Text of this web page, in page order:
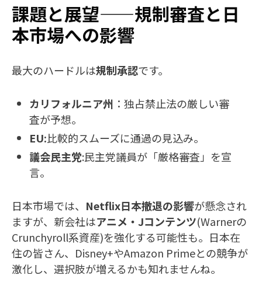
課題と展望——規制審査と日
本市場への影響
最大のハードルは規制承認です。
カリフォルニア州 ：独占禁止法の厳しい審
査が予想。
EU:比較的スムーズに通過の見込み。
議会民主党:民主党議員が「厳格審査」を宣
言。
日本市場では、 Netflix日本撤退の影響が懸念され
ますが、新会社はアニメ・Jコンテンツ(Warnerの
Crunchyroll系資産)を強化する可能性も。日本在
住の皆さん、Disney+やAmazon Primeとの競争が
激化し、選択肢が増えるかも知れませんね。